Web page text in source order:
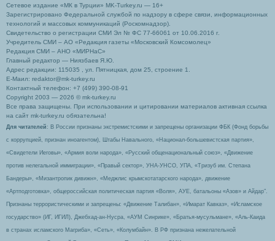
Сетевое издание «МК в Турции» MK-Turkey.ru — 16+
Зарегистрировано Федеральной службой по надзору в сфере связи, информационных
технологий и массовых коммуникаций (Роскомнадзор).
Свидетельство о регистрации СМИ Эл № ФС 77-66061 от 10.06.2016 г.
Учредитель СМИ – АО «Редакция газеты «Московский Комсомолец»
Редакция СМИ – АНО «МИРНаС»
Главный редактор — Ниязбаев Я.Ю.
Адрес редакции: 115035 , ул. Пятницкая, дом 25, строение 1.
Е-Маил: redaktor@mk-turkey.ru
Контактный телефон: +7 (499) 390-08-91
Copyright 2003 — 2026 © mk-turkey.ru
Все права защищены. При использовании и цитировании материалов активная ссылка
на сайт mk-turkey.ru обязательна!
Для читателей : В России признаны экстремистскими и запрещены организации ФБК (Фонд борьбы
с коррупцией, признан иноагентом), Штабы Навального, «Национал-большевистская партия»,
«Свидетели Иеговы», «Армия воли народа», «Русский общенациональный союз», «Движение
против нелегальной иммиграции», «Правый сектор», УНА-УНСО, УПА, «Тризуб им. Степана
Бандеры», «Мизантропик дивижн», «Меджлис крымскотатарского народа», движение
«Артподготовка», общероссийская политическая партия «Воля», АУЕ, батальоны «Азов» и Айдар″.
Признаны террористическими и запрещены: «Движение Талибан», «Имарат Кавказ», «Исламское
государство» (ИГ, ИГИЛ), Джебхад-ан-Нусра, «АУМ Синрике», «Братья-мусульмане», «Аль-Каида
в странах исламского Магриба», «Сеть», «Колумбайн». В РФ признана нежелательной